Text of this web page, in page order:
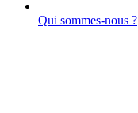
Qui sommes-nous ?